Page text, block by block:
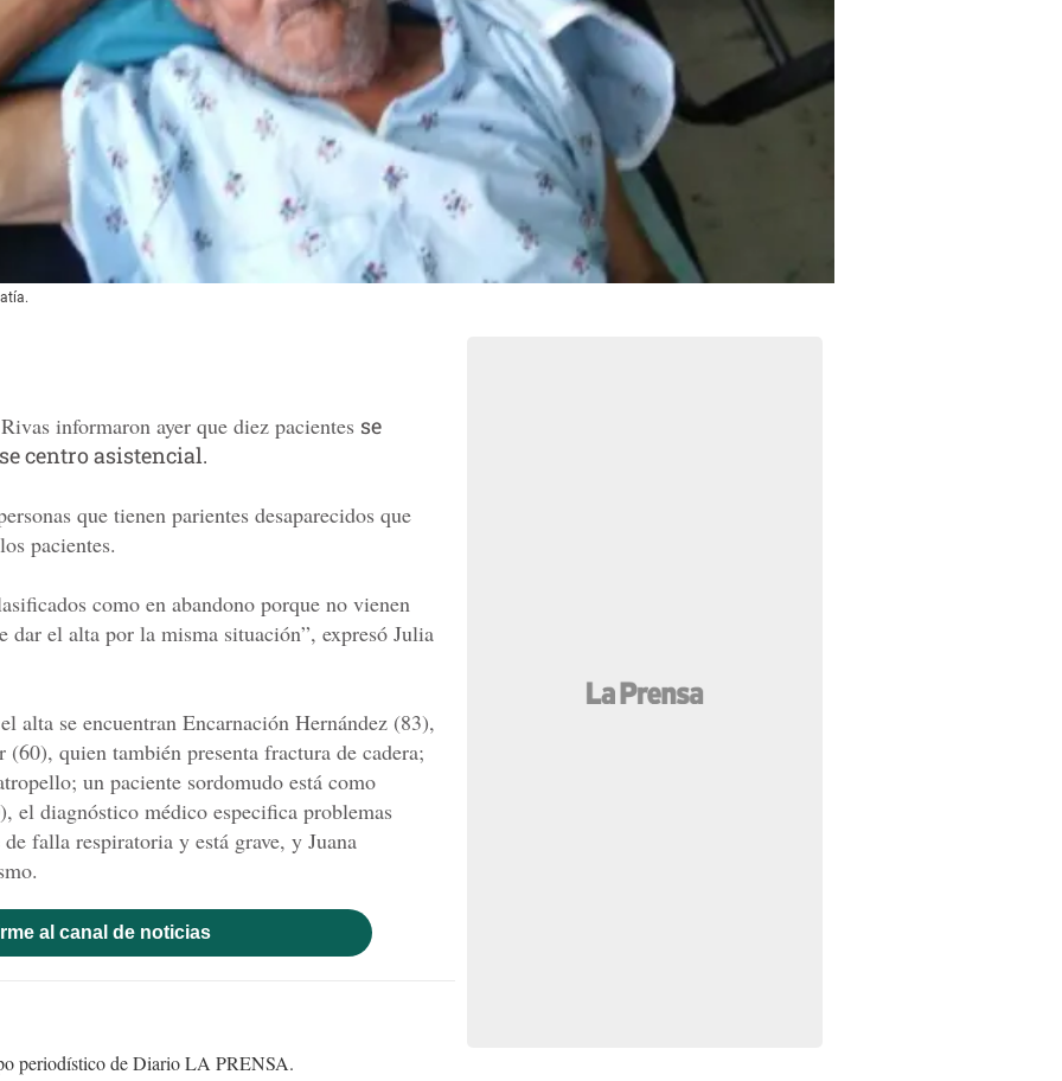
informaron ayer que diez pacientes se
centro asistencial.
que tienen parientes desaparecidos que
pacientes.
como en abandono porque no vienen
dar el alta por la misma situación”, expresó Julia
alta se encuentran Encarnación Hernández (83),
quien también presenta fractura de cadera;
un paciente sordomudo está como
el diagnóstico médico especifica problemas
falla respiratoria y está grave, y Juana
al canal de noticias
periodístico de Diario LA PRENSA.